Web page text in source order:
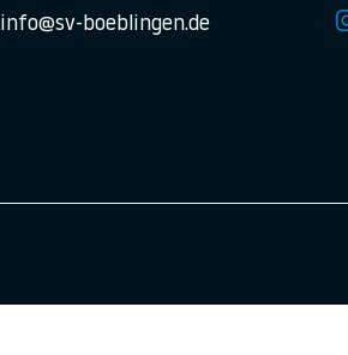
info@sv-boeblingen.de